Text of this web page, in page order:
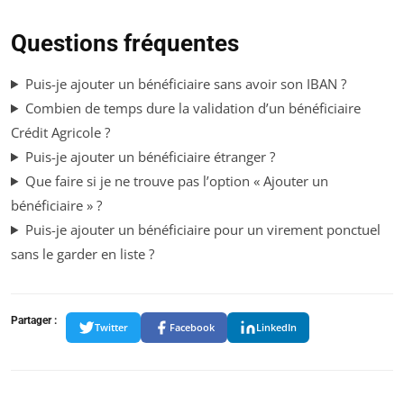
Questions fréquentes
Puis-je ajouter un bénéficiaire sans avoir son IBAN ?
Combien de temps dure la validation d’un bénéficiaire
Crédit Agricole ?
Puis-je ajouter un bénéficiaire étranger ?
Que faire si je ne trouve pas l’option « Ajouter un
bénéficiaire » ?
Puis-je ajouter un bénéficiaire pour un virement ponctuel
sans le garder en liste ?
Partager :
Twitter Facebook LinkedIn